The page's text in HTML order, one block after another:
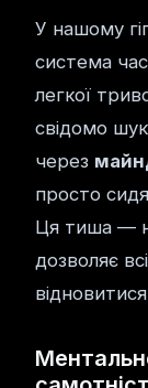
У нашому
система
легкої
свідомо
через
просто
Ця тиша —
дозволяє